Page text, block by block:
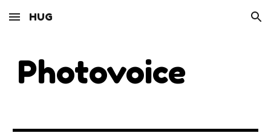
Skip to main content Skip to navigation
HUG
Photovoice